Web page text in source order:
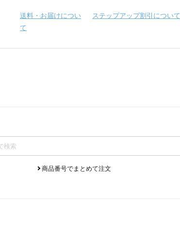
送料・お届けについ
て
ステップアップ割引について
商品番号でまとめて注文